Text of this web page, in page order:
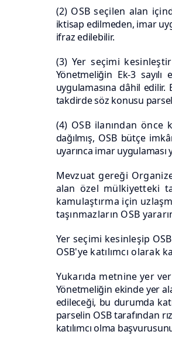
(2) OSB seçilen alan
iktisap edilmeden, imar
ifraz edilebilir.
(3) Yer seçimi
Yönetmeliğin Ek-3
uygulamasınadâhil edilir.
takdirde söz konusu parsel
(4) OSB ilanından önce
dağılmış, OSB bütçe
uyarınca imar uygulaması
Mevzuat gereği
alan özel mülkiyetteki
kamulaştırma için
taşınmazların OSB
Yer seçimi kesinleşip
OSB'ye katılımcı olarak
Yukarıda metnine yer
Yönetmeliğin ekinde yer
edileceği, bu durumda
parselin OSB tarafından
katılımcı olma